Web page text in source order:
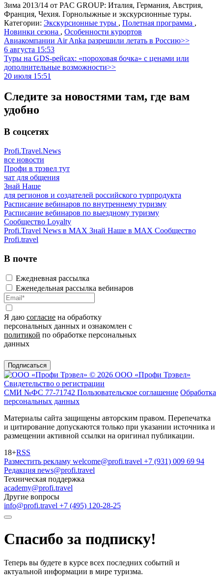
Зима 2013/14 от PAC GROUP: Италия, Германия, Австрия,
Франция, Чехия. Горнолыжные и экскурсионные туры.
Категории: Экскурсионные туры , Полетная программа ,
Новинки сезона , Особенности курортов
Авиакомпании Air Anka разрешили летать в Россию>>
6 августа 15:53
Туры на GDS-рейсах: «пороховая бочка» с ценами или
дополнительные возможности>>
20 июля 15:51
Следите за новостями там, где вам
удобно
В соцсетях
Profi.Travel.News
все новости
Профи в трэвел тут
чат для общения
Знай Наше
для регионов и создателей российского турпродукта
Расписание вебинаров по внутреннему туризму
Расписание вебинаров по выездному туризму
Сообщество Loyalty
Profi.Travel News в MAX Знай Наше в MAX Сообщество
Profi.travel
В почте
Ежедневная рассылка
Еженедельная рассылка вебинаров
Я даю согласие на обработку
персональных данных и ознакомлен с
политикой по обработке персональных
данных
Подписаться
© 2026 ООО «Профи Трэвeл»
Свидетельство о регистрации
СМИ №ФС 77-71742 Пользовательское соглашение Обработка
персональных данных
Материалы сайта защищены авторским правом. Перепечатка
и цитирование допускаются только при указании источника и
размещении активной ссылки на оригинал публикации.
18+RSS
Разместить рекламу welcome@profi.travel +7 (931) 009 69 94
Редакция news@profi.travel
Техническая поддержка
academy@profi.travel
Другие вопросы
info@profi.travel +7 (495) 120-28-25
Спасибо за подписку!
Теперь вы будете в курсе всех последних событий и
актуальной информации в мире туризма.